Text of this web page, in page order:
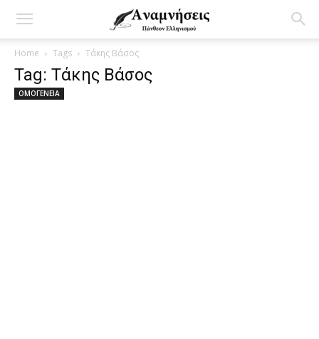
Home Tags Τάκης Βάσος
Tag: Τάκης Βάσος
ΟΜΟΓΕΝΕΙΑ